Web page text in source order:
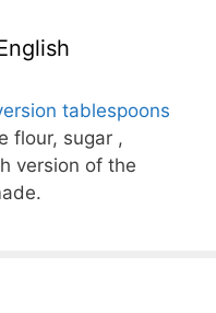
tablespoons
flour, sugar ,
version of the